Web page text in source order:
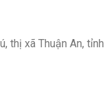
thị xã Thuận An, tỉnh